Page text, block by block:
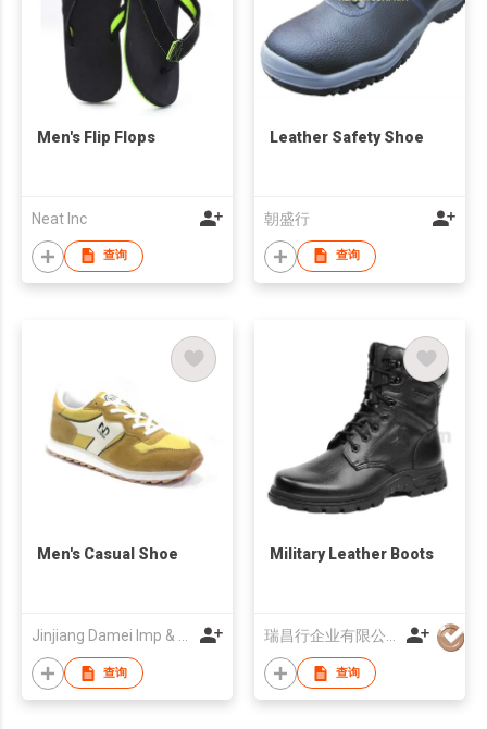
Men's Flip Flops
Neat Inc
查询
Leather Safety Shoe
朝盛行
查询
Men's Casual Shoe
Jinjiang Damei Imp & Exp Trade Co Ltd
查询
Military Leather Boots
瑞昌行企业有限公司
查询